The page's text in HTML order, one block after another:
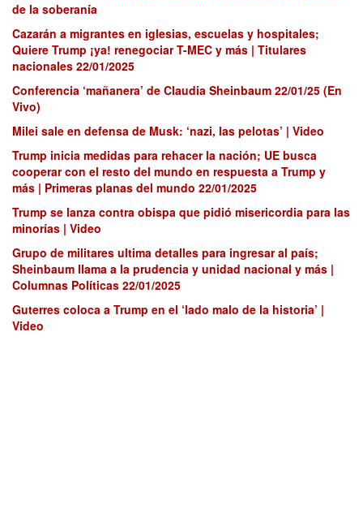
de la soberanía
Cazarán a migrantes en iglesias, escuelas y hospitales;
Quiere Trump ¡ya! renegociar T-MEC y más | Titulares
nacionales 22/01/2025
Conferencia ‘mañanera’ de Claudia Sheinbaum 22/01/25 (En
Vivo)
Milei sale en defensa de Musk: ‘nazi, las pelotas’ | Video
Trump inicia medidas para rehacer la nación; UE busca
cooperar con el resto del mundo en respuesta a Trump y
más | Primeras planas del mundo 22/01/2025
Trump se lanza contra obispa que pidió misericordia para las
minorías | Video
Grupo de militares ultima detalles para ingresar al país;
Sheinbaum llama a la prudencia y unidad nacional y más |
Columnas Políticas 22/01/2025
Guterres coloca a Trump en el ‘lado malo de la historia’ |
Video